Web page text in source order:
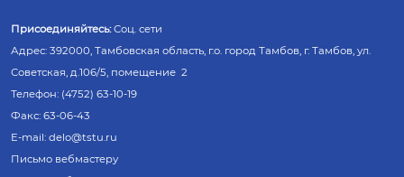
Присоединяйтесь: Соц. сети
Адрес: 392000, Тамбовская область, г.о. город Тамбов, г. Тамбов, ул.
Советская, д.106/5, помещение 2
Телефон: (4752) 63-10-19
Факс: 63-06-43
E-mail: delo@tstu.ru
Письмо вебмастеру